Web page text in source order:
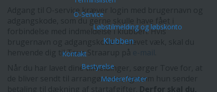
O-Service
Løbstilmelding og løbskonto
Klubben
Kontakt
Bestyrelse
Mødereferater
Adgang til O-service kræver login med brugernavn og
forbindelse med indmeldelse i klubben. Hvis
brugernavn og adgangskode er blevet væk, skal du
henvende dig til Tove Straarup på
Når du har lavet dine tilmeldinger, sørger Tove for, at
de bliver sendt til arrangørerne, ligesom hun sender